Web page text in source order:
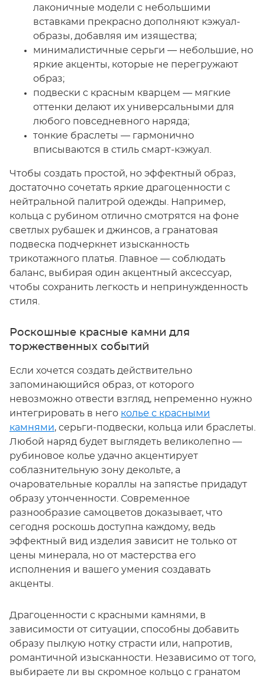
лаконичные модели с небольшими
вставками прекрасно дополняют кэжуал-
образы, добавляя им изящества;
минималистичные серьги — небольшие, но
яркие акценты, которые не перегружают
образ;
подвески с красным кварцем — мягкие
оттенки делают их универсальными для
любого повседневного наряда;
тонкие браслеты — гармонично
вписываются в стиль смарт-кэжуал.
Чтобы создать простой, но эффектный образ,
достаточно сочетать яркие драгоценности с
нейтральной палитрой одежды. Например,
кольца с рубином отлично смотрятся на фоне
светлых рубашек и джинсов, а гранатовая
подвеска подчеркнет изысканность
трикотажного платья. Главное — соблюдать
баланс, выбирая один акцентный аксессуар,
чтобы сохранить легкость и непринужденность
стиля.
Роскошные красные камни для
торжественных событий
Если хочется создать действительно
запоминающийся образ, от которого
невозможно отвести взгляд, непременно нужно
интегрировать в него колье с красными
камнями, серьги-подвески, кольца или браслеты.
Любой наряд будет выглядеть великолепно —
рубиновое колье удачно акцентирует
соблазнительную зону декольте, а
очаровательные кораллы на запястье придадут
образу утонченности. Современное
разнообразие самоцветов доказывает, что
сегодня роскошь доступна каждому, ведь
эффектный вид изделия зависит не только от
цены минерала, но от мастерства его
исполнения и вашего умения создавать
акценты.
Драгоценности с красными камнями, в
зависимости от ситуации, способны добавить
образу пылкую нотку страсти или, напротив,
романтичной изысканности. Независимо от того,
выбираете ли вы скромное кольцо с гранатом